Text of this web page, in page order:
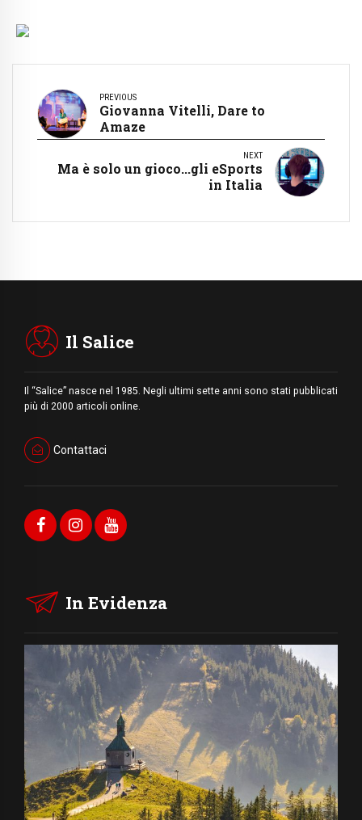
PREVIOUS
Giovanna Vitelli, Dare to
Amaze
NEXT
Ma è solo un gioco...gli eSports
in Italia
Il Salice
Il “Salice” nasce nel 1985. Negli ultimi sette anni sono stati pubblicati
più di 2000 articoli online.
Contattaci
In Evidenza